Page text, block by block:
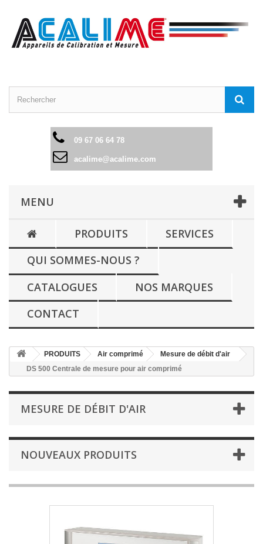
09 67 06 64 78
acalime@acalime.com
MENU
PRODUITS
SERVICES
QUI SOMMES-NOUS ?
CATALOGUES
NOS MARQUES
CONTACT
PRODUITS Air comprimé
Mesure de débit d'air
DS 500 Centrale de mesure pour air comprimé
MESURE DE DÉBIT D'AIR
NOUVEAUX PRODUITS